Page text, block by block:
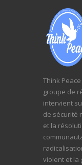
Think
groupe de
intervient
de sécurité
et la
violent et la